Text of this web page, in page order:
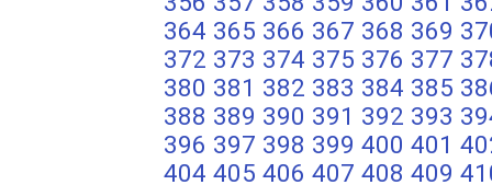
364 365 366 367 368 369
372 373 374 375 376 377
380 381 382 383 384 385
388 389 390 391 392 393
396 397 398 399 400 401
404 405 406 407 408 409